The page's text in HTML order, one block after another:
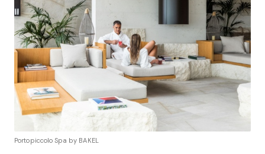
Portopiccolo Spa by BAKEL